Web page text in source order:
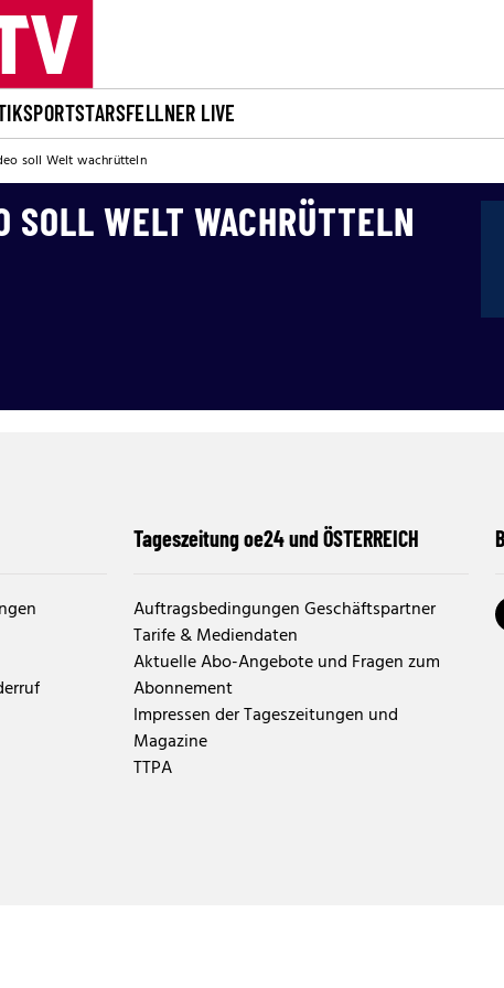
SPORTSTARSFELLNER LIVE
soll Welt wachrütteln
SOLL WELT WACHRÜTTELN
Tageszeitung oe24 und ÖSTERREICH
Auftragsbedingungen Geschäftspartner
Tarife & Mediendaten
Aktuelle Abo-Angebote und Fragen zum
Abonnement
Impressen der Tageszeitungen und
Magazine
TTPA